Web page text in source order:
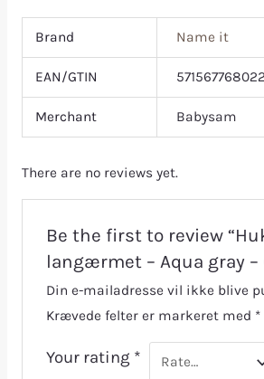
Brand Name it
EAN/GTIN
Merchant Babysam
There are no reviews yet.
Be the first to review
langærmet – Aqua gray –
Din e-mailadresse vil ikke blive
Krævede felter er markeret med *
Your rating *